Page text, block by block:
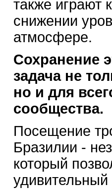
также играют
снижении
атмосфере.
Сохранение
задача не
но и для
сообщества.
Посещение
Бразилии -
который